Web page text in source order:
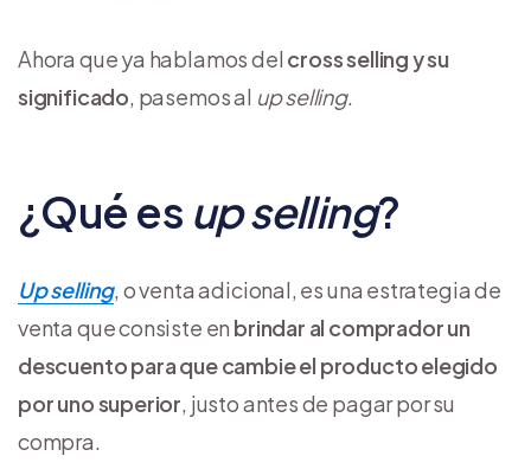
Ahora que ya hablamos del cross selling y su
significado, pasemos al up selling.
¿Qué es up selling?
Up selling, o venta adicional, es una estrategia de
venta que consiste en brindar al comprador un
descuento para quecambie el producto elegido
por uno superior, justo antes de pagar por su
compra.